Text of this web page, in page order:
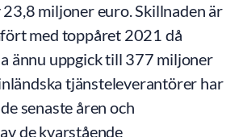
miljoner euro. Skillnaden är
med toppåret 2021 då
ännu uppgick till 377 miljoner
tjänsteleverantörer har
senaste åren och
de kvarstående